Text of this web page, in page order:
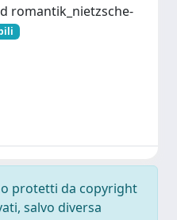
romantik_nietzsche-
protetti da copyright
salvo diversa